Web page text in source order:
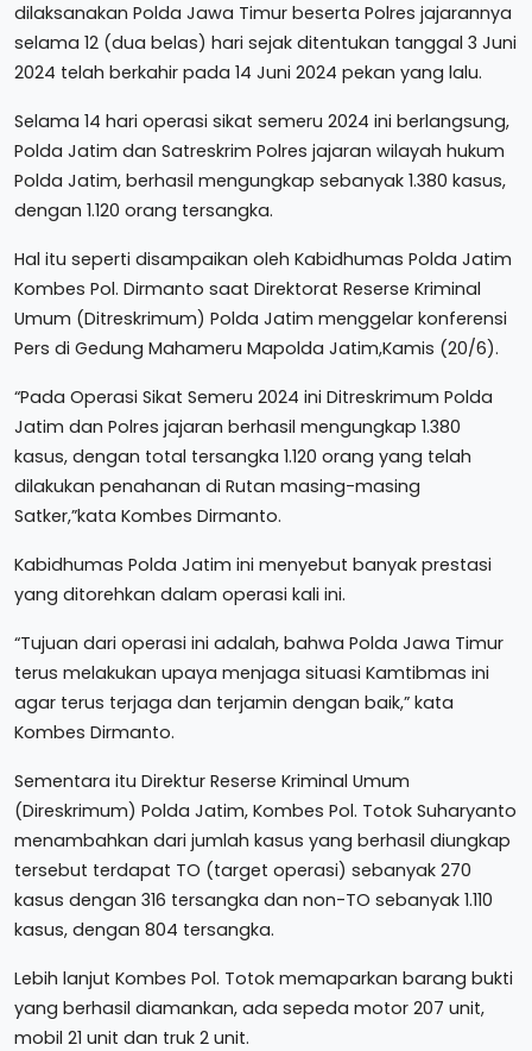
dilaksanakan Polda Jawa Timur beserta Polres jajarannya
selama 12 (dua belas) hari sejak ditentukan tanggal 3 Juni
2024 telah berkahir pada 14 Juni 2024 pekan yang lalu.
Selama 14 hari operasi sikat semeru 2024 ini berlangsung,
Polda Jatim dan Satreskrim Polres jajaran wilayah hukum
Polda Jatim, berhasil mengungkap sebanyak 1.380 kasus,
dengan 1.120 orang tersangka.
Hal itu seperti disampaikan oleh Kabidhumas Polda Jatim
Kombes Pol. Dirmanto saat Direktorat Reserse Kriminal
Umum (Ditreskrimum) Polda Jatim menggelar konferensi
Pers di Gedung Mahameru Mapolda Jatim,Kamis (20/6).
“Pada Operasi Sikat Semeru 2024 ini Ditreskrimum Polda
Jatim dan Polres jajaran berhasil mengungkap 1.380
kasus, dengan total tersangka 1.120 orang yang telah
dilakukan penahanan di Rutan masing-masing
Satker,”kata Kombes Dirmanto.
Kabidhumas Polda Jatim ini menyebut banyak prestasi
yang ditorehkan dalam operasi kali ini.
“Tujuan dari operasi ini adalah, bahwa Polda Jawa Timur
terus melakukan upaya menjaga situasi Kamtibmas ini
agar terus terjaga dan terjamin dengan baik,” kata
Kombes Dirmanto.
Sementara itu Direktur Reserse Kriminal Umum
(Direskrimum) Polda Jatim, Kombes Pol. Totok Suharyanto
menambahkan dari jumlah kasus yang berhasil diungkap
tersebut terdapat TO (target operasi) sebanyak 270
kasus dengan 316 tersangka dan non-TO sebanyak 1.110
kasus, dengan 804 tersangka.
Lebih lanjut Kombes Pol. Totok memaparkan barang bukti
yang berhasil diamankan, ada sepeda motor 207 unit,
mobil 21 unit dan truk 2 unit.